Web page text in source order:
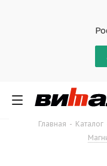
Главная - Каталог